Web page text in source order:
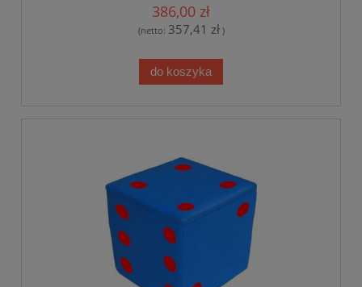
386,00 zł
(netto: 357,41 zł)
do koszyka